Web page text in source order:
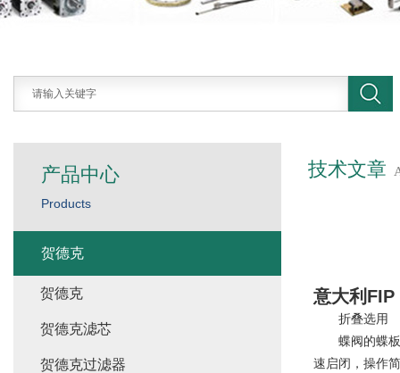
技术文章
意大利FIP
折叠选用
蝶阀的蝶板
速启闭，操作
产品中心
Products
贺德克
贺德克
贺德克滤芯
贺德克过滤器